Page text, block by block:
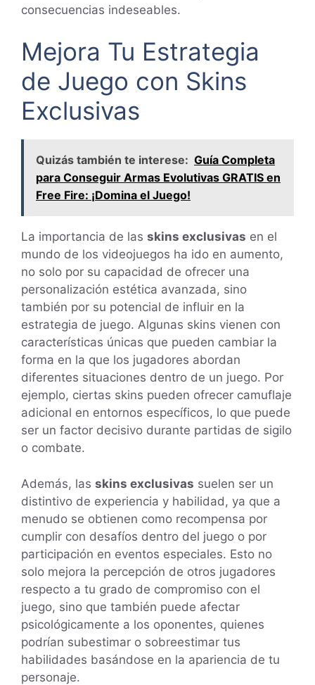
consecuencias indeseables.
Mejora Tu Estrategia
de Juego con Skins
Exclusivas
Quizás también te interese: Guía Completa
para Conseguir Armas Evolutivas GRATIS en
Free Fire: ¡Domina el Juego!
La importancia de las skins exclusivas en el
mundo de los videojuegos ha ido en aumento,
no solo por su capacidad de ofrecer una
personalización estética avanzada, sino
también por su potencial de influir en la
estrategia de juego. Algunas skins vienen con
características únicas que pueden cambiar la
forma en la que los jugadores abordan
diferentes situaciones dentro de un juego. Por
ejemplo, ciertas skins pueden ofrecer camuflaje
adicional en entornos específicos, lo que puede
ser un factor decisivo durante partidas de sigilo
o combate.
Además, las skins exclusivas suelen ser un
distintivo de experiencia y habilidad, ya que a
menudo se obtienen como recompensa por
cumplir con desafíos dentro del juego o por
participación en eventos especiales. Esto no
solo mejora la percepción de otros jugadores
respecto a tu grado de compromiso con el
juego, sino que también puede afectar
psicológicamente a los oponentes, quienes
podrían subestimar o sobreestimar tus
habilidades basándose en la apariencia de tu
personaje.